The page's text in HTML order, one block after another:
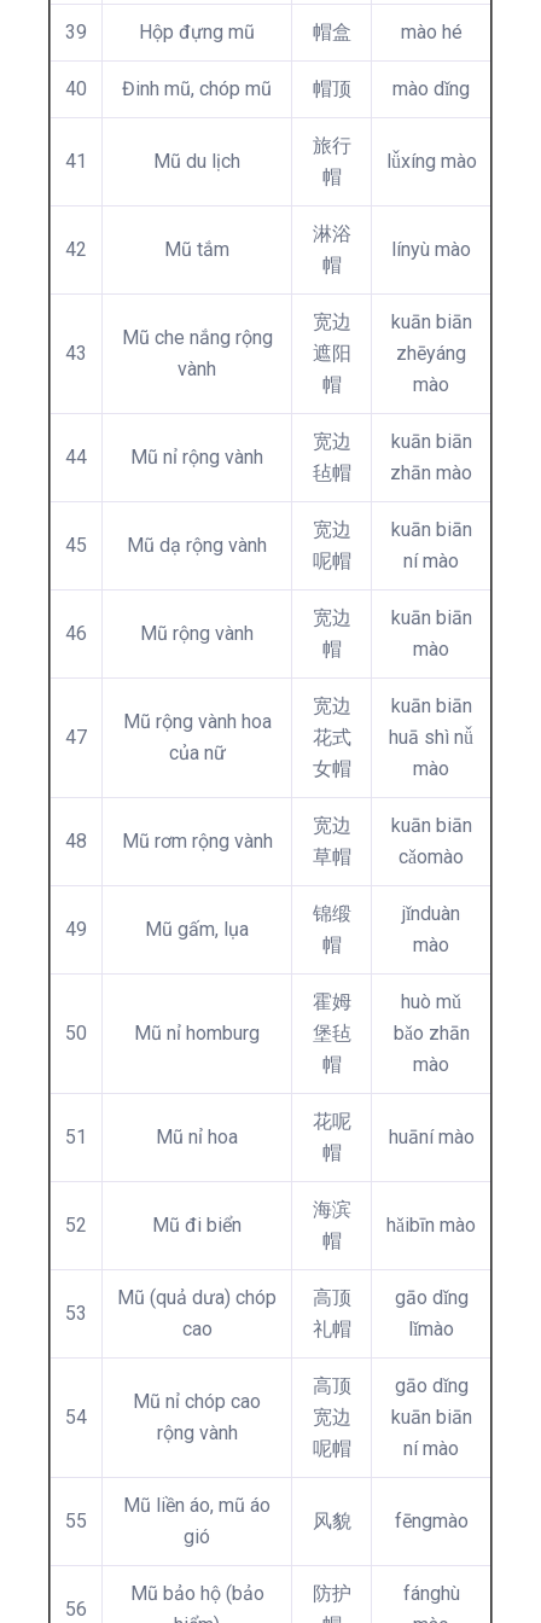
39 Hộp đựng mũ 帽盒 mào hé
40 Đinh mũ, chóp mũ 帽顶 mào dǐng
41 Mũ du lịch
旅行
帽
lǚxíng mào
42 Mũ tắm
淋浴
帽
línyù mào
43
Mũ che nắng rộng
vành
宽边
遮阳
帽
kuān biān
zhēyáng
mào
44 Mũ nỉ rộng vành
宽边
毡帽
kuān biān
zhān mào
45 Mũ dạ rộng vành
宽边
呢帽
kuān biān
ní mào
46 Mũ rộng vành
宽边
帽
kuān biān
mào
47
Mũ rộng vành hoa
của nữ
宽边
花式
女帽
kuān biān
huā shì nǚ
mào
48 Mũ rơm rộng vành
宽边
草帽
kuān biān
cǎomào
49 Mũ gấm, lụa
锦缎
帽
jǐnduàn
mào
50 Mũ nỉ homburg
霍姆
堡毡
帽
huò mǔ
bǎo zhān
mào
51 Mũ nỉ hoa
花呢
帽
huāní mào
52 Mũ đi biển
海滨
帽
hǎibīn mào
53
Mũ (quả dưa) chóp
cao
高顶
礼帽
gāo dǐng
lǐmào
54
Mũ nỉ chóp cao
rộng vành
高顶
宽边
呢帽
gāo dǐng
kuān biān
ní mào
55
Mũ liền áo, mũ áo
gió
风貌 fēngmào
56
Mũ bảo hộ (bảo
防护
fánghù